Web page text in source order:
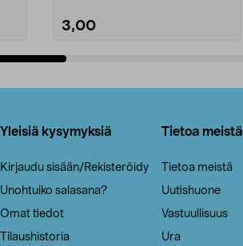
3,00
Yleisiä kysymyksiä
Kirjaudu sisään/Rekisteröidy
Unohtuiko salasana?
Omat tiedot
Tilaushistoria
Tietoa meistä
Tietoa meistä
Uutishuone
Vastuullisuus
Ura